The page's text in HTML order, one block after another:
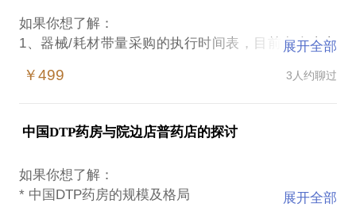
5、互联网医药电商B2B、B2C及O2O主要头部玩家业
务模式；
6、互联网医药电商B2B、B2C及O2O自营及三方业务
的发展趋势；
如果你想了解：
1、器械/耗材带量采购的执行时间表，目前多个省市
（1）耗材统一编码的工作的时间表是怎样的？
执行的情况下做带量？），可能的执行方式和大概的
时间线是怎样的？
（1）什么样的产品会优先执行？
（2）尤其关心骨科、人工晶体、介入类、体外诊断相
展开全部
￥499 3人约聊过
中国DTP药房与院边店普药店的探讨
如果你想了解：
* 中国DTP药房的规模及格局
展开全部